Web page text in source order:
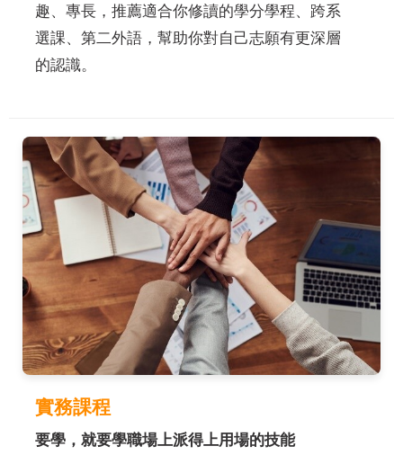
趣、專長，推薦適合你修讀的學分學程、跨系
選課、第二外語，幫助你對自己志願有更深層
的認識。
實務課程
要學，就要學職場上派得上用場的技能